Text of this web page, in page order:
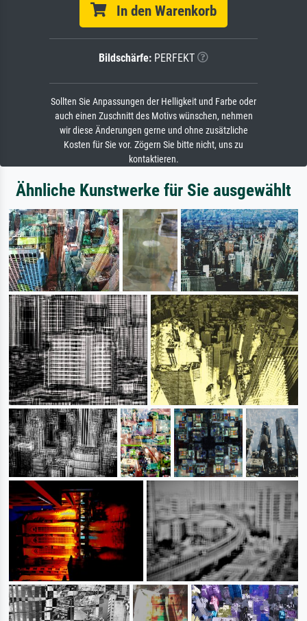
In den Warenkorb
Bildschärfe: PERFEKT
Sollten Sie Anpassungen der Helligkeit und Farbe oder
auch einen Zuschnitt des Motivs wünschen, nehmen
wir diese Änderungen gerne und ohne zusätzliche
Kosten für Sie vor. Zögern Sie bitte nicht, uns zu
kontaktieren.
Ähnliche Kunstwerke für Sie ausgewählt